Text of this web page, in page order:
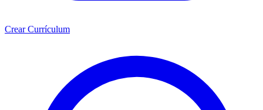
Crear Currículum